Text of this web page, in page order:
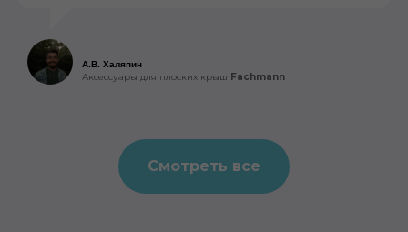
А.В. Халяпин
Аксессуары для плоских крыш Fachmann
Смотреть все